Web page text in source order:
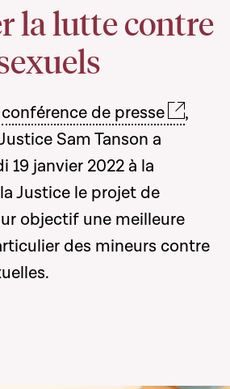
la lutte contre
conférence de presse
,
Sam Tanson a
19 janvier 2022 à la
Justice le projet de
objectif une meilleure
des mineurs contre